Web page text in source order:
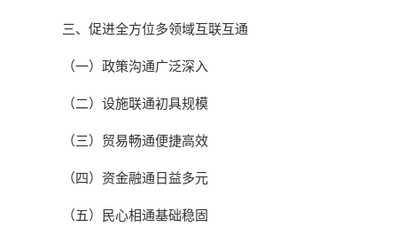
三、促进全方位多领域互联互通
（一）政策沟通广泛深入
（二）设施联通初具规模
（三）贸易畅通便捷高效
（四）资金融通日益多元
（五）民心相通基础稳固